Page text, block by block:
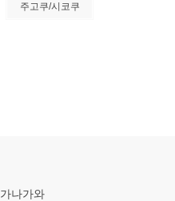
주고쿠/시코쿠
가나가와